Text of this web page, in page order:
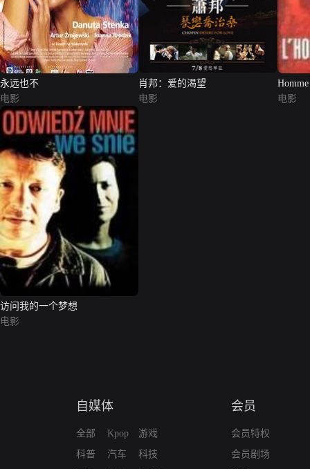
永远也不
电影
肖邦：爱的渴望
电影
电影
访问我的一个梦想
电影
自媒体
全部
科普
Kpop
汽车
游戏
科技
会员
会员特权
会员剧场